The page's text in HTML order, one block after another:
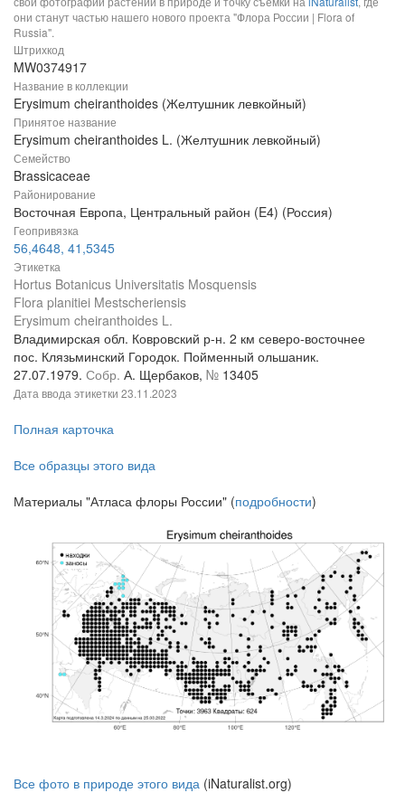
они станут частью нашего нового проекта "Флора России | Flora of
Russia".
Штрихкод
MW0374917
Название в коллекции
Erysimum cheiranthoides (Желтушник левкойный)
Принятое название
Erysimum cheiranthoides L. (Желтушник левкойный)
Семейство
Brassicaceae
Районирование
Восточная Европа, Центральный район (E4) (Россия)
Геопривязка
56,4648, 41,5345
Этикетка
Hortus Botanicus Universitatis Mosquensis
Flora planitiei Mestscheriensis
Erysimum cheiranthoides L.
Владимирская обл. Ковровский р-н. 2 км северо-восточнее
пос. Клязьминский Городок. Пойменный ольшаник.
27.07.1979. Собр. А. Щербаков, № 13405
Дата ввода этикетки 23.11.2023
Полная карточка
Все образцы этого вида
Материалы "Атласа флоры России" (подробности)
Все фото в природе этого вида (iNaturalist.org)